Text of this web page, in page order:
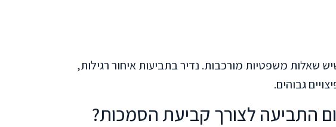
שקל, או כשיש שאלות משפטיות מורכבות. נדיר בתביעות איחור רגילות,
גבוהים.
התביעה לצורך קביעת הסמכות?